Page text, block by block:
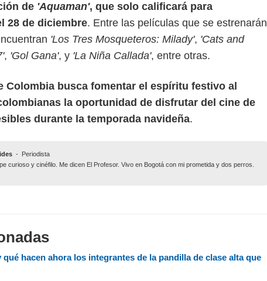
de 'Aquaman', que solo calificará para
28 de diciembre. Entre las películas que se estrenarán
'Los Tres Mosqueteros: Milady', 'Cats and
, 'Gol Gana', y 'La Niña Callada', entre otras.
Colombia busca fomentar el espíritu festivo al
la oportunidad de disfrutar del cine de
durante la temporada navideña.
- Periodista
curioso y cinéfilo. Me dicen El Profesor. Vivo en Bogotá con mi prometida y dos perros.
hacen ahora los integrantes de la pandilla de clase alta que